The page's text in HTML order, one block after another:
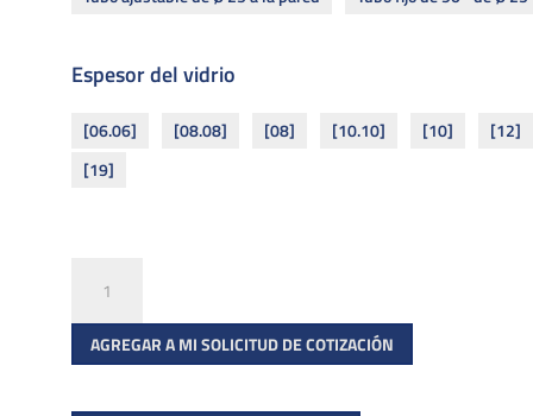
Espesor del vidrio
[06.06] [08.08] [08] [10.10] [10]
[12]
[19]
modular
cantidad
AGREGAR A MI SOLICITUD DE COTIZACIÓN